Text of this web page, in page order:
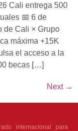
Cali entrega 500
📅 6 de
de Cali × Grupo
máxima +15K
el acceso a la
becas […]
Next →
internacional para